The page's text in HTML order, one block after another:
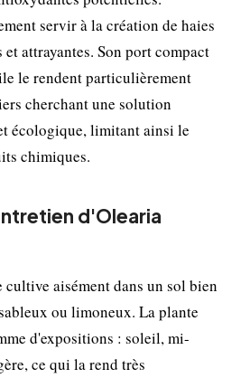
servir à la création de haies
attrayantes. Son port compact
le rendent particulièrement
cherchant une solution
écologique, limitant ainsi le
chimiques.
d'Olearia
aisément dans un sol bien
ou limoneux. La plante
d'expositions : soleil, mi-
ce qui la rend très